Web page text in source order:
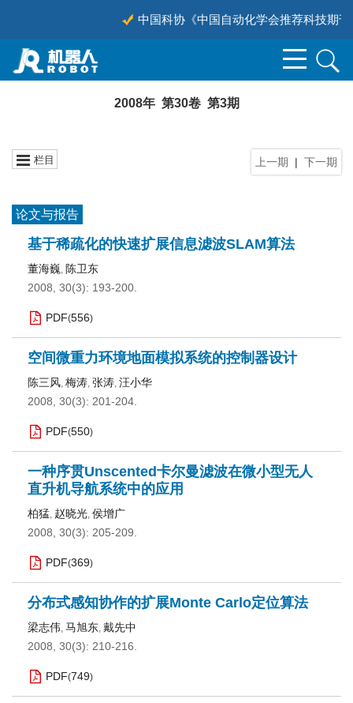
中国科协《中国自动化学会推荐科技期刊
2008年 第30卷 第3期
上一期 | 下一期
栏目
论文与报告
基于稀疏化的快速扩展信息滤波SLAM算法
董海巍, 陈卫东
2008, 30(3): 193-200.
PDF(556)
空间微重力环境地面模拟系统的控制器设计
陈三风, 梅涛, 张涛, 汪小华
2008, 30(3): 201-204.
PDF(550)
一种序贯Unscented卡尔曼滤波在微小型无人
直升机导航系统中的应用
柏猛, 赵晓光, 侯增广
2008, 30(3): 205-209.
PDF(369)
分布式感知协作的扩展Monte Carlo定位算法
梁志伟, 马旭东, 戴先中
2008, 30(3): 210-216.
PDF(749)